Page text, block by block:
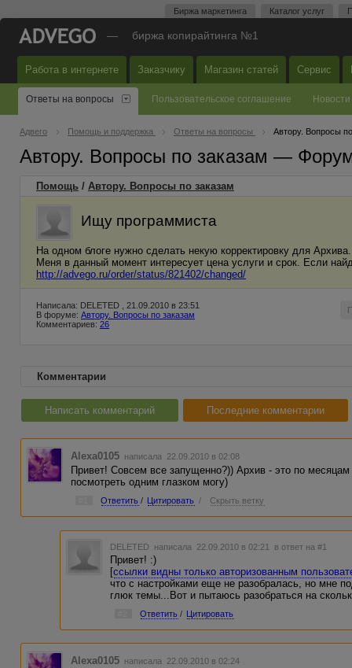
Биржа маркетинга Каталог услуг
— биржа копирайтинга №1
Работа в интернете Заказчику Магазин статей Сервис
Ответы на вопросы Пользовательское соглашение Новости
Адвего Помощь и поддержка Ответы на вопросы Автору. Вопросы
Автору. Вопросы по заказам —
Помощь / Автору. Вопросы по заказам
Ищу программиста
На одном блоге нужно сделать некую корректировку для
Меня в данный момент интересует цена услуги и срок. Если
http://advego.ru/order/status/821402/changed/
Написала: DELETED , 21.09.2010 в 23:51
В форуме: Автору. Вопросы по заказам
Комментариев: 26
Комментарии
Написать комментарий Последние комментарии
Alexa0105 написала 22.09.2010 в 02:08
Привет! Совсем все запущенно?)) Архив - это по
посмотреть одним глазком могу)
Ответить / Цитировать / Скрыть ветку
DELETED написала 22.09.2010 в 02:21 в ответ на #1
Привет! :)
[ссылки видны только авторизованным
что с настройками еще не разобралась, но мне
глюк темы...Вот и пытаюсь разобраться на
Ответить / Цитировать
Alexa0105 написала 22.09.2010 в 02:24